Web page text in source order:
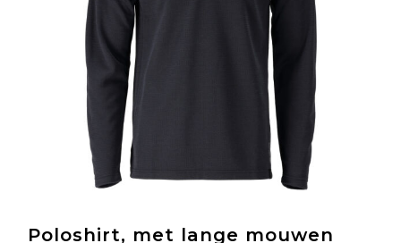
Poloshirt, met lange mouwen